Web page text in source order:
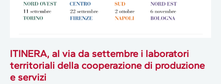
ITINERA, al via da settembre i laboratori
territoriali della cooperazione di produzione
e servizi